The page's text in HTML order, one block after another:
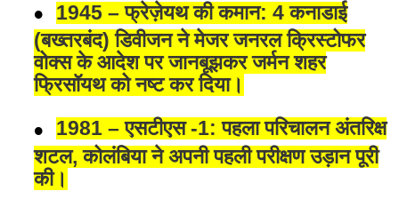
1945 – फ्रेज़ेयथ की कमान: 4 कनाडाई
(बख्तरबंद) डिवीजन ने मेजर जनरल क्रिस्टोफर
वोक्स के आदेश पर जानबूझकर जर्मन शहर
फ्रिसॉयथ को नष्ट कर दिया।
1981 – एसटीएस -1: पहला परिचालन अंतरिक्ष
शटल, कोलंबिया ने अपनी पहली परीक्षण उड़ान पूरी
की।